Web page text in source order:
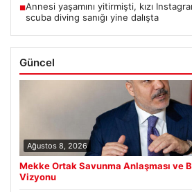
■Annesi yaşamını yitirmişti, kızı
scuba diving sanığı yine dalışta
Güncel
Ağustos 8, 2026
Mekke Ortak Savunma Anlaşması ve
Vizyonu